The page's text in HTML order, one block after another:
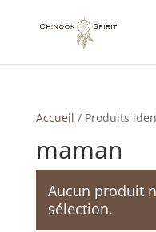
Accueil / Produits
maman
Aucun produit
sélection.